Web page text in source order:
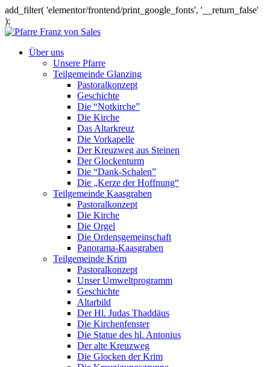
add_filter( 'elementor/frontend/print_google_fonts', '__return_false'
);
Über uns
Unsere Pfarre
Teilgemeinde Glanzing
Pastoralkonzept
Geschichte
Die “Notkirche”
Die Kirche
Das Altarkreuz
Die Vorkapelle
Der Kreuzweg aus Steinen
Der Glockenturm
Die “Dank-Schalen”
Die „Kerze der Hoffnung“
Teilgemeinde Kaasgraben
Pastoralkonzept
Die Kirche
Die Orgel
Die Ordensgemeinschaft
Panorama-Kaasgraben
Teilgemeinde Krim
Pastoralkonzept
Unser Umweltprogramm
Geschichte
Altarbild
Der Hl. Judas Thaddäus
Die Kirchenfenster
Die Statue des hl. Antonius
Der alte Kreuzweg
Die Glocken der Krim